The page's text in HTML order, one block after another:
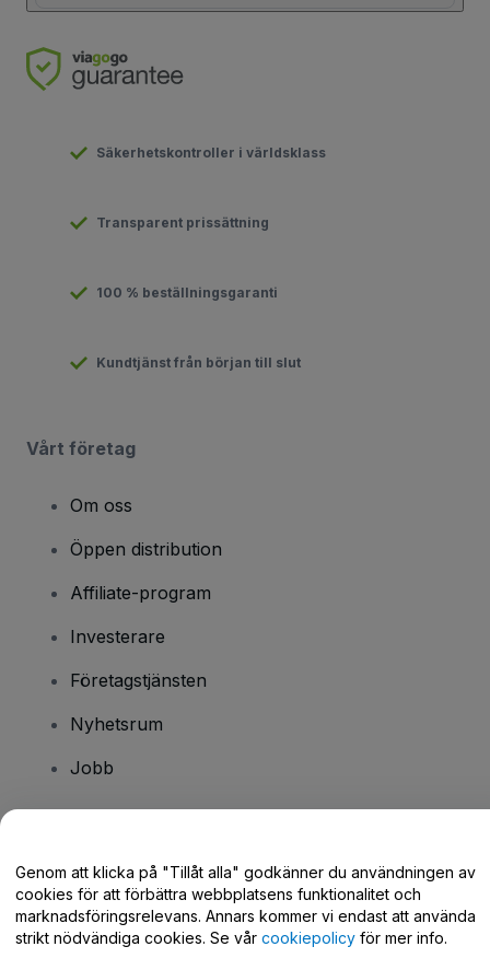
Säkerhetskontroller i världsklass
Transparent prissättning
100 % beställningsgaranti
Kundtjänst från början till slut
Vårt företag
Om oss
Öppen distribution
Affiliate-program
Investerare
Företagstjänsten
Nyhetsrum
Jobb
Hjälpcenter / Kontakta oss
Genom att klicka på "Tillåt alla" godkänner du användningen av
cookies för att förbättra webbplatsens funktionalitet och
marknadsföringsrelevans. Annars kommer vi endast att använda
strikt nödvändiga cookies. Se vår cookiepolicy för mer info.